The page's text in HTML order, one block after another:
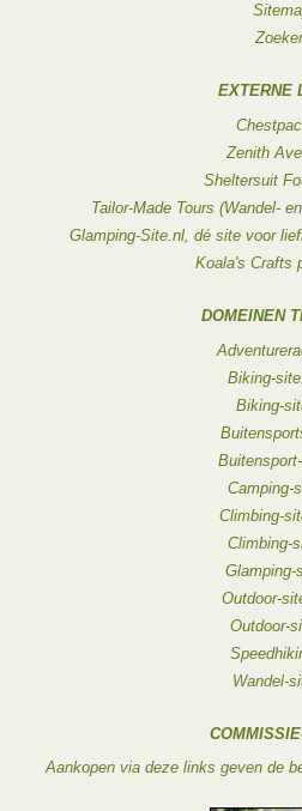
EXTERNE
Zenith
Sheltersuit
Tailor-Made Tours (Wandel-
Glamping-Site.nl, dé site voor
Koala's Crafts
DOMEINEN
Biking-
Biking-
Camping-
Climbing-
Climbing-
Glamping-
Outdoor-
Outdoor-
Wandel-
Aankopen via deze links geven de